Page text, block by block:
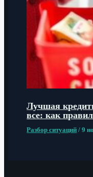
Лучшая
все: как
Разбор ситуаций /9